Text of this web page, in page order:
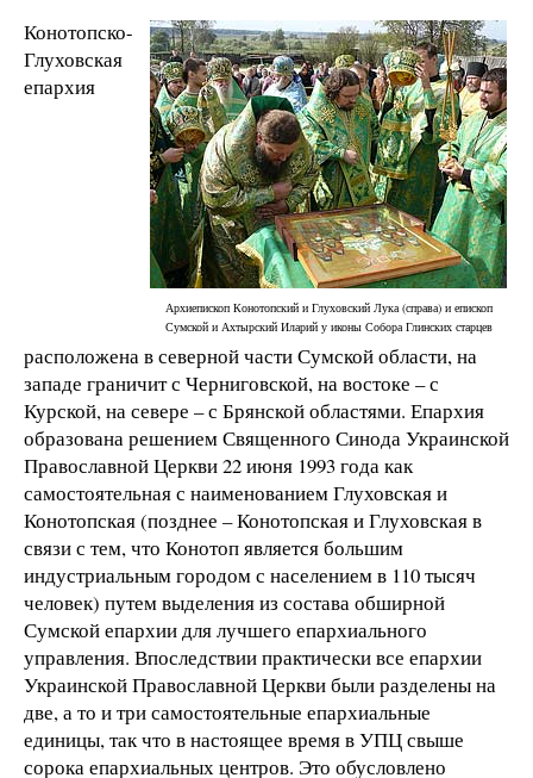
Архиепископ Конотопский и Глуховский Лука (справа) и епископ
Сумской и Ахтырский Иларий у иконы Собора Глинских старцев
Конотопско-
Глуховская
епархия
расположена в северной части Сумской области, на
западе граничит с Черниговской, на востоке – с
Курской, на севере – с Брянской областями. Епархия
образована решением Священного Синода Украинской
Православной Церкви 22 июня 1993 года как
самостоятельная с наименованием Глуховская и
Конотопская (позднее – Конотопская и Глуховская в
связи с тем, что Конотоп является большим
индустриальным городом с населением в 110 тысяч
человек) путем выделения из состава обширной
Сумской епархии для лучшего епархиального
управления. Впоследствии практически все епархии
Украинской Православной Церкви были разделены на
две, а то и три самостоятельные епархиальные
единицы, так что в настоящее время в УПЦ свыше
сорока епархиальных центров. Это обусловлено